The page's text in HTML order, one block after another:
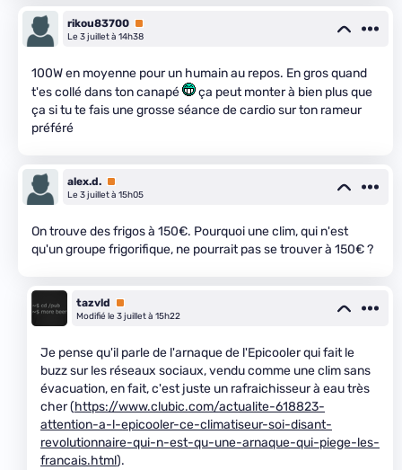
rikou83700 Premium
Le 3 juillet à 14h38
100W en moyenne pour un humain au repos. En gros quand
t'es collé dans ton canapé
ça peut monter à bien plus que
ça si tu te fais une grosse séance de cardio sur ton rameur
préféré
alex.d. Premium
Le 3 juillet à 15h05
On trouve des frigos à 150€. Pourquoi une clim, qui n'est
qu'un groupe frigorifique, ne pourrait pas se trouver à 150€ ?
tazvld
Premium
Modifié le 3 juillet à 15h22
Je pense qu'il parle de l'arnaque de l'Epicooler qui fait le
buzz sur les réseaux sociaux, vendu comme une clim sans
évacuation, en fait, c'est juste un rafraichisseur à eau très
cher (https://www.clubic.com/actualite-618823-
attention-a-l-epicooler-ce-climatiseur-soi-disant-
revolutionnaire-qui-n-est-qu-une-arnaque-qui-piege-les-
francais.html).